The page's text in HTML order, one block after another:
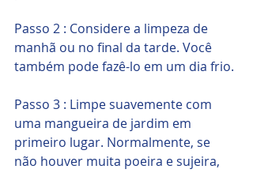
Passo 2 : Considere a limpeza de
manhã ou no final da tarde. Você
também pode fazê-lo em um dia frio.
Passo 3 : Limpe suavemente com
uma mangueira de jardim em
primeiro lugar. Normalmente, se
não houver muita poeira e sujeira,